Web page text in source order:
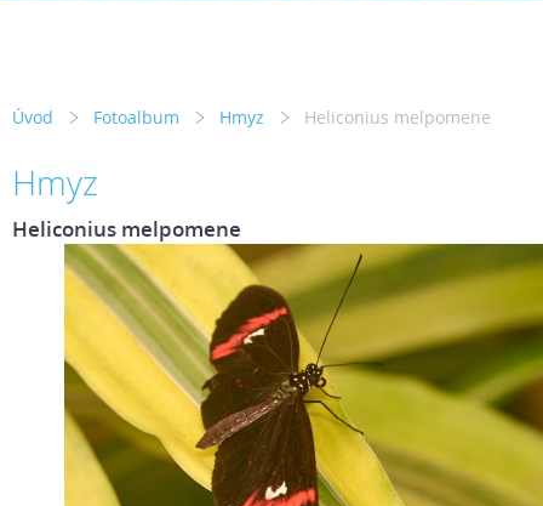
Úvod Fotoalbum Hmyz Heliconius melpomene
Hmyz
Heliconius melpomene